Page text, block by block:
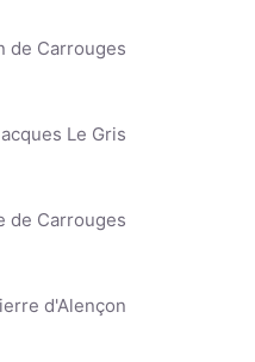
de Carrouges
Le Gris
de Carrouges
d'Alençon